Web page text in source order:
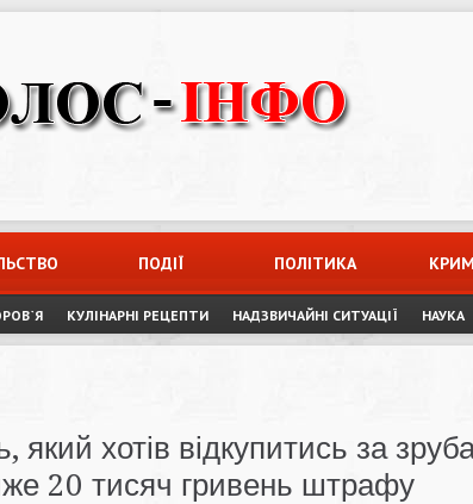
ПОДІЇ ПОЛІТИКА
КУЛІНАРНІ РЕЦЕПТИ НАДЗВИЧАЙНІ СИТУАЦІЇ НАУКА
який хотів відкупитись за
20 тисяч гривень штрафу